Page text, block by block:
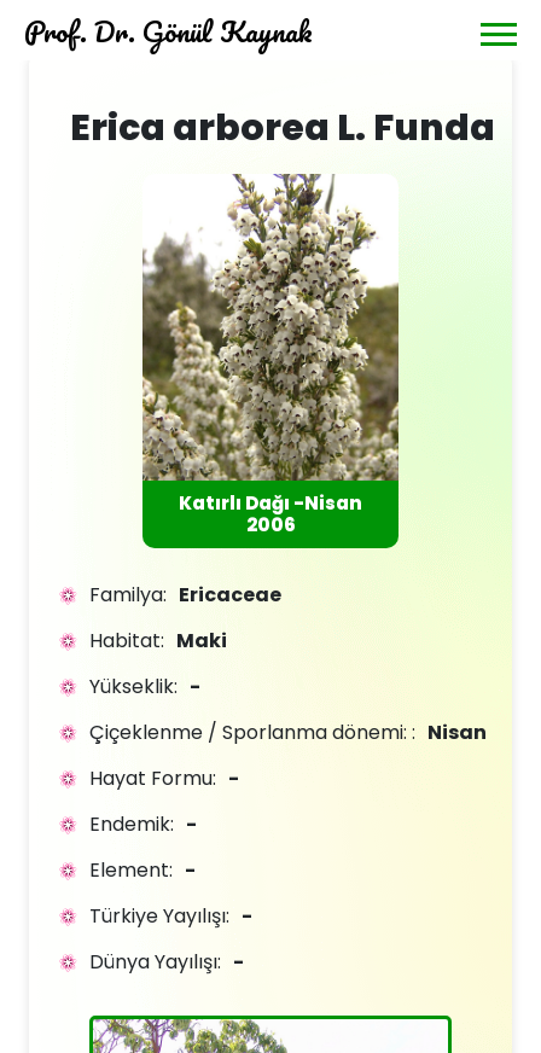
Prof. Dr. Gönül Kaynak
Erica arborea L. Funda
Katırlı Dağı -Nisan
2006
Familya: Ericaceae
Habitat: Maki
Yükseklik: -
Çiçeklenme / Sporlanma dönemi: : Nisan
Hayat Formu: -
Endemik: -
Element: -
Türkiye Yayılışı: -
Dünya Yayılışı: -